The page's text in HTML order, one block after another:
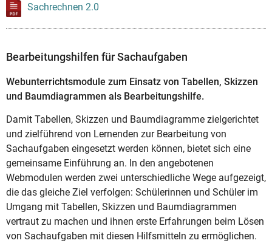
Sachrechnen 2.0
Bearbeitungshilfen für Sachaufgaben
Webunterrichtsmodule zum Einsatz von Tabellen, Skizzen
und Baumdiagrammen als Bearbeitungshilfe.
Damit Tabellen, Skizzen und Baumdiagramme zielgerichtet
und zielführend von Lernenden zur Bearbeitung von
Sachaufgaben eingesetzt werden können, bietet sich eine
gemeinsame Einführung an. In den angebotenen
Webmodulen werden zwei unterschiedliche Wege aufgezeigt,
die das gleiche Ziel verfolgen: Schülerinnen und Schüler im
Umgang mit Tabellen, Skizzen und Baumdiagrammen
vertraut zu machen und ihnen erste Erfahrungen beim Lösen
von Sachaufgaben mit diesen Hilfsmitteln zu ermöglichen.